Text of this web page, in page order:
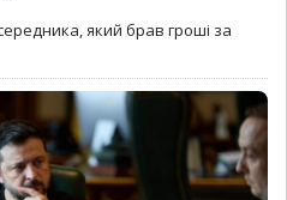
який брав гроші за